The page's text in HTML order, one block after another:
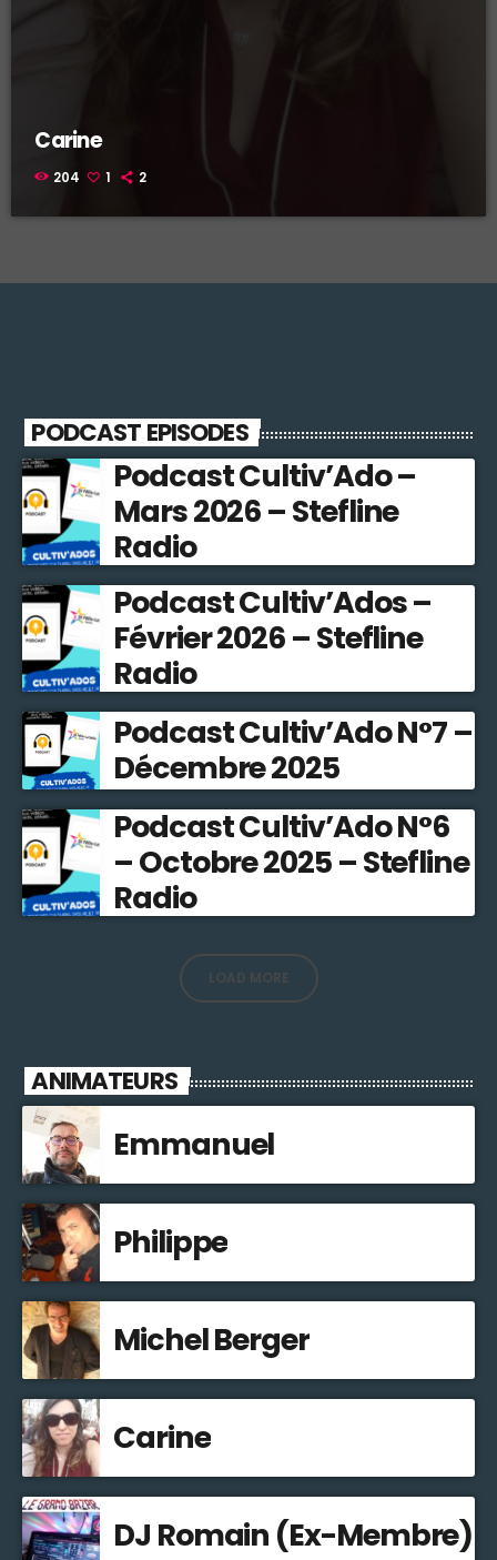
Carine
204 1 2
PODCAST EPISODES
Podcast Cultiv’Ado –
Mars 2026 – Stefline
Radio
Podcast Cultiv’Ados –
Février 2026 – Stefline
Radio
Podcast Cultiv’Ado N°7 –
Décembre 2025
Podcast Cultiv’Ado N°6
– Octobre 2025 – Stefline
Radio
LOAD MORE
ANIMATEURS
Emmanuel
Philippe
Michel Berger
Carine
DJ Romain (Ex-Membre)